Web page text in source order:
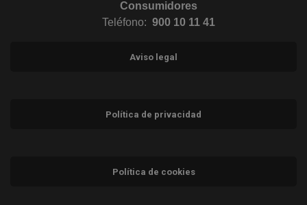
Consumidores
Teléfono: 900 10 11 41
Aviso legal
Política de privacidad
Política de cookies